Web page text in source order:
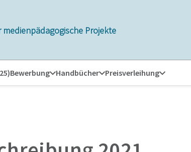
Projekte
Bewerbung Handbücher Preisverleihung